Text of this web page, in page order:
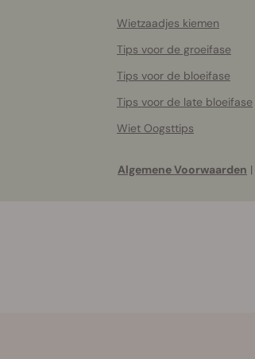
Wietzaadjes kiemen
Tips voor de groeifase
Tips voor de bloeifase
Tips voor de late bloeifase
Wiet Oogsttips
Algemene Voorwaarden |